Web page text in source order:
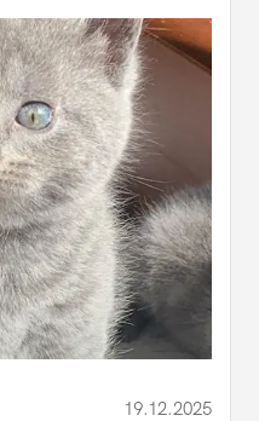
19.12.2025